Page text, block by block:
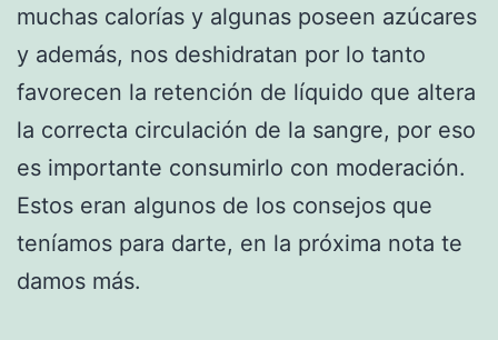
muchas calorías y algunas poseen azúcares
y además, nos deshidratan por lo tanto
favorecen la retención de líquido que altera
la correcta circulación de la sangre, por eso
es importante consumirlo con moderación.
Estos eran algunos de los consejos que
teníamos para darte, en la próxima nota te
damos más.